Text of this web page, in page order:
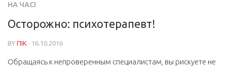
НА ЧАСІ
Осторожно: психотерапевт!
BY ПІК · 16.10.2016
Обращаясь к непроверенным специалистам, вы рискуете не